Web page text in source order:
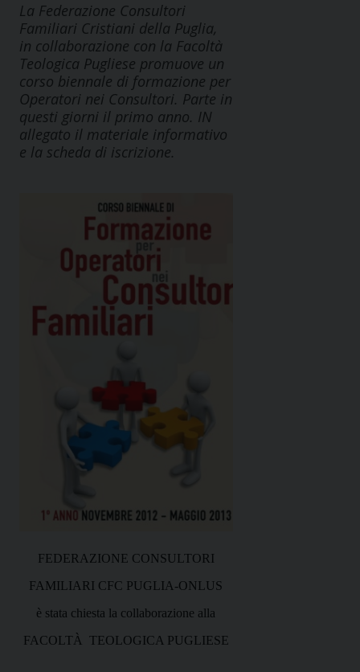
La Federazione Consultori
Familiari Cristiani della Puglia,
in collaborazione con la Facoltà
Teologica Pugliese promuove un
corso biennale di formazione per
Operatori nei Consultori. Parte in
questi giorni il primo anno. IN
allegato il materiale informativo
e la scheda di iscrizione.
FEDERAZIONE CONSULTORI
FAMILIARI CFC PUGLIA-ONLUS
è stata chiesta la collaborazione alla
FACOLTÀ TEOLOGICA PUGLIESE